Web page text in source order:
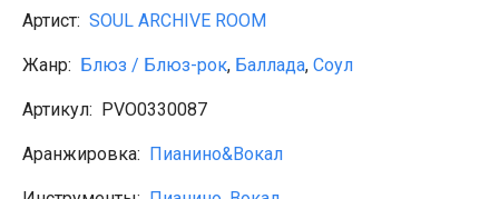
ДДТ
Земфира
Сплин
Наутилус Помпилиус
Владимир Высоцкий
Гражданская оборона
Артист: SOUL ARCHIVE ROOM
Жанр: Блюз / Блюз-рок, Баллада, Соул
Артикул: PVO0330087
Аранжировка: Пианино&Вокал